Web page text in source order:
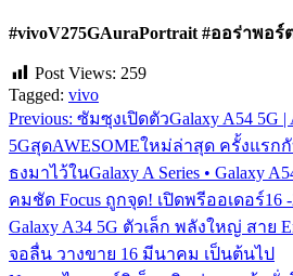
#vivoV275GAuraPortrait #ออร่าพอร์
Post Views: 259
Tagged: vivo
แนะแนว
เรื่อง
Previous: ซัมซุงเปิดตัวGalaxy A54 5G |
5GสุดAWESOMEใหม่ล่าสุด ครั้งแรก
ธงมาไว้ในGalaxy A Series • Galaxy
คมชัด Focus ถูกจุด! เปิดพรีออเดอร์16
Galaxy A34 5G ตัวเล็ก พลังใหญ่ สาย
จอลื่น วางขาย 16 มีนาคม เป็นต้นไป